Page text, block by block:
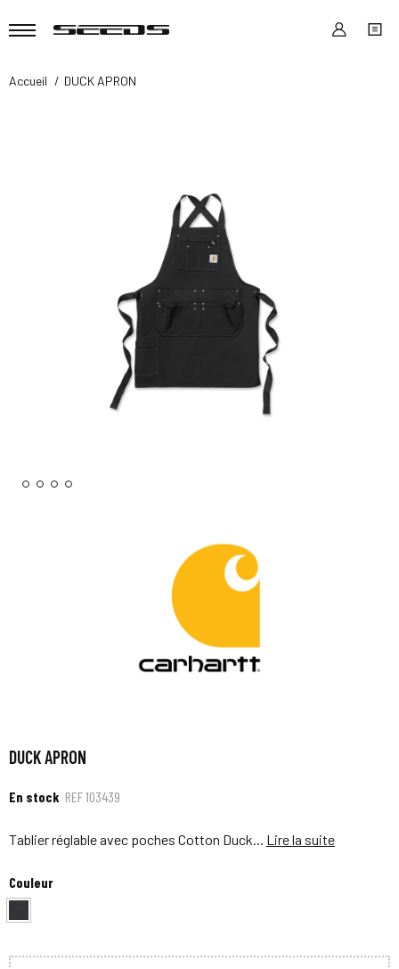
Accueil DUCK APRON
DUCK APRON
En stock REF103439
Tablier réglable avec poches Cotton Duck... Lire la suite
Couleur